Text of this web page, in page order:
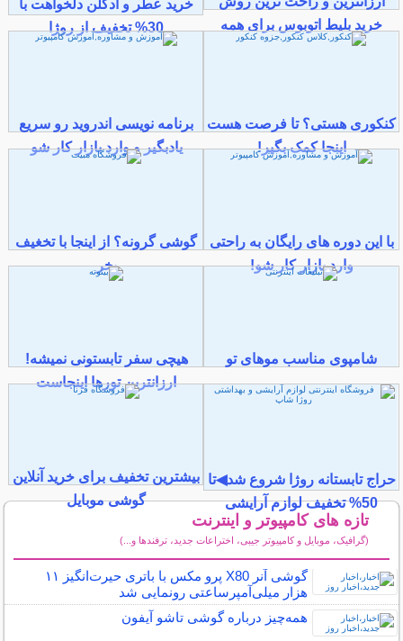
خرید بلیط اتوبوس برای همه
خرید عطر و ادکلن دلخواهت با
30% تخفیف از روژا
کنکوری هستی؟ تا فرصت هست
اینجا کمک بگیر!
برنامه نویسی اندروید رو سریع
یادبگیر و وارد بازار کار شو
با این دوره های رایگان به راحتی
وارد بازار کار شو!
گوشی گرونه؟ از اینجا با تخغیف
بخر
شامپوی مناسب موهای تو
هیچی سفر تابستونی نمیشه!
ارزانترین تورها اینجاست
حراج تابستانه روژا شروع شد◀تا
50% تخفیف لوازم آرایشی
بیشترین تخفیف برای خرید آنلاین
گوشی موبایل
تازه های کامپیوتر و اینترنت
(گرافیک، موبایل و کامپیوتر جیبی، اختراعات جدید، ترفندها و...)
گوشی آنر X80 پرو مکس با باتری حیرت‌انگیز ۱۱
هزار میلی‌آمپرساعتی رونمایی شد
همه‌چیز درباره گوشی تاشو آیفون